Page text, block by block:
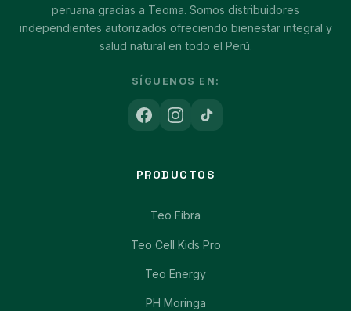
peruana gracias a Teoma. Somos distribuidores
independientes autorizados ofreciendo bienestar integral y
salud natural en todo el Perú.
SÍGUENOS EN:
PRODUCTOS
Teo Fibra
Teo Cell Kids Pro
Teo Energy
PH Moringa